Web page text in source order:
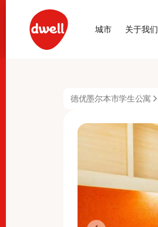
城市 关于我们
德优墨尔本市学生公寓